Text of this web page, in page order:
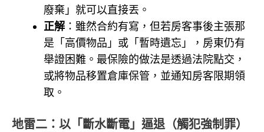
廢棄」就可以直接丟。
正解 ：雖然合約有寫，但若房客事後主張那
是「高價物品」或「暫時遺忘」，房東仍有
舉證困難。最保險的做法是透過法院點交，
或將物品移置倉庫保管，並通知房客限期領
取。
地雷二：以「斷水斷電」逼退（觸犯強制罪）